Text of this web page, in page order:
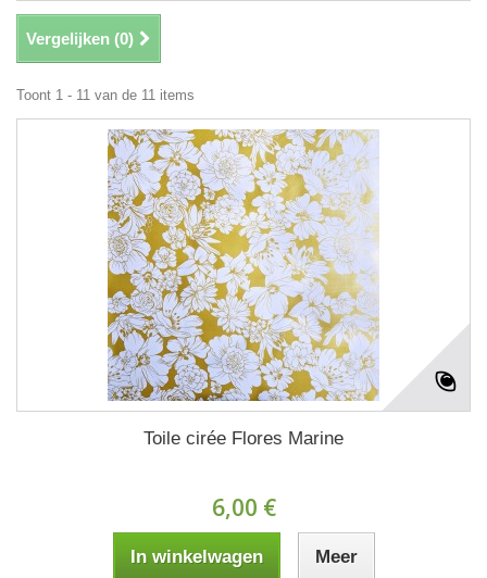
Vergelijken (0)
Toont 1 - 11 van de 11 items
Toile cirée Flores Marine
6,00 €
In winkelwagen Meer